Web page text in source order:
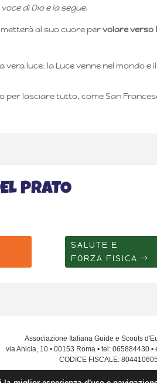
di Dio e la segue.
metterà al suo cuore pervolare verso
vera luce: la Luce venne nel mondo e
per lasciare tutto, come San
PRATO
SALUTE E
FORZA FISICA
Associazione Italiana Guide e Scouts
via Anicia, 10 • 00153 Roma • tel: 065884430
CODICE FISCALE: